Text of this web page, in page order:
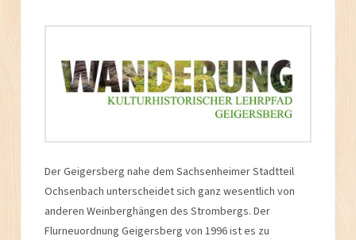
Der Geigersberg nahe dem Sachsenheimer Stadtteil
Ochsenbach unterscheidet sich ganz wesentlich von
anderen Weinberghängen des Strombergs. Der
Flurneuordnung Geigersberg von 1996 ist es zu